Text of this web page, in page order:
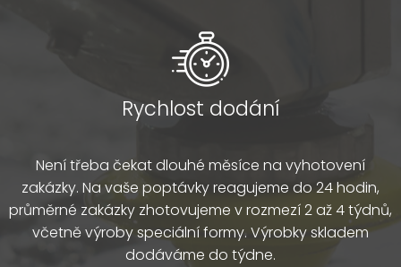
Rychlost dodání
Není třeba čekat dlouhé měsíce na vyhotovení
zakázky. Na vaše poptávky reagujeme do 24 hodin,
průměrné zakázky zhotovujeme v rozmezí 2 až 4 týdnů,
včetně výroby speciální formy. Výrobky skladem
dodáváme do týdne.